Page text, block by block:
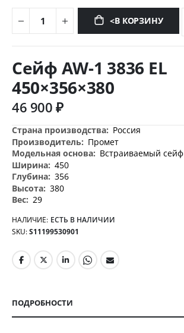
<В КОРЗИНУ
началу
изображений
Сейф AW-1 3836 EL
450×356×380
46 900 ₽
Дополнительная
информация
Россия
Промет
Встраиваемый сейф
450
356
380
29
НАЛИЧИЕ: ЕСТЬ В НАЛИЧИИ
SKU S11199530901
ПОДРОБНОСТИ